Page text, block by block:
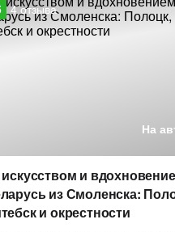
На
4 отзыва
и
из Смоленска:
и окрестности